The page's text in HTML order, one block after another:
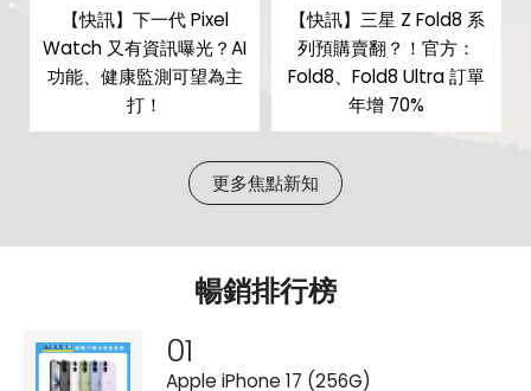
【快訊】下一代 Pixel
Watch 又有資訊曝光？AI
功能、健康監測可望為主
打！
【快訊】三星 Z Fold8 系
列預購賣翻？！官方：
Fold8、Fold8 Ultra 訂單
年增 70%
更多焦點新知
暢銷排行榜
Apple iPhone 17 (256G)